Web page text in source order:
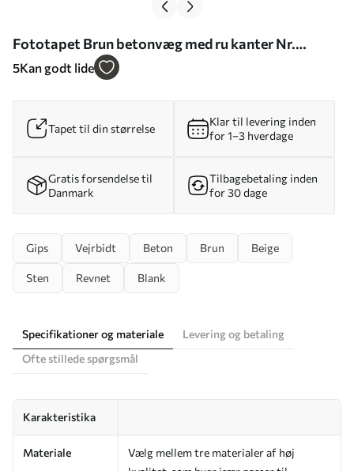
Fototapet Brun betonvæg med ru kanter Nr.
u97237
5Kan godt lide
Tapet til din størrelse
Klar til levering inden
for 1–3 hverdage
Gratis forsendelse til
Danmark
Tilbagebetaling inden
for 30 dage
Gips Vejrbidt Beton Brun Beige
Sten Revnet Blank
Specifikationer og materiale
Levering og betaling
Ofte stillede spørgsmål
Karakteristika
Materiale
Vælg mellem tre materialer af høj